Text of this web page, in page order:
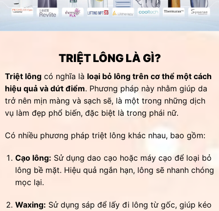
TRIỆT LÔNG LÀ GÌ?
Triệt lông có nghĩa là loại bỏ lông trên cơ thể một cách
hiệu quả và dứt điểm. Phương pháp này nhằm giúp da
trở nên mịn màng và sạch sẽ, là một trong những dịch
vụ làm đẹp phổ biến, đặc biệt là trong phái nữ.
Có nhiều phương pháp triệt lông khác nhau, bao gồm:
Cạo lông: Sử dụng dao cạo hoặc máy cạo để loại bỏ
lông bề mặt. Hiệu quả ngắn hạn, lông sẽ nhanh chóng
mọc lại.
Waxing: Sử dụng sáp để lấy đi lông từ gốc, giúp kéo